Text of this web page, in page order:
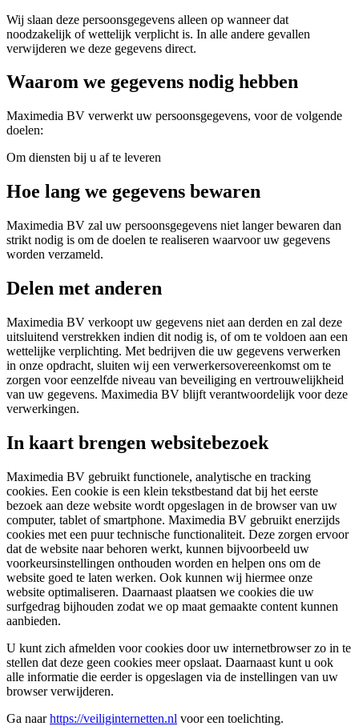
Wij slaan deze persoonsgegevens alleen op wanneer dat
noodzakelijk of wettelijk verplicht is. In alle andere gevallen
verwijderen we deze gegevens direct.
Waarom we gegevens nodig hebben
Maximedia BV verwerkt uw persoonsgegevens, voor de volgende
doelen:
Om diensten bij u af te leveren
Hoe lang we gegevens bewaren
Maximedia BV zal uw persoonsgegevens niet langer bewaren dan
strikt nodig is om de doelen te realiseren waarvoor uw gegevens
worden verzameld.
Delen met anderen
Maximedia BV verkoopt uw gegevens niet aan derden en zal deze
uitsluitend verstrekken indien dit nodig is, of om te voldoen aan een
wettelijke verplichting. Met bedrijven die uw gegevens verwerken
in onze opdracht, sluiten wij een verwerkersovereenkomst om te
zorgen voor eenzelfde niveau van beveiliging en vertrouwelijkheid
van uw gegevens. Maximedia BV blijft verantwoordelijk voor deze
verwerkingen.
In kaart brengen websitebezoek
Maximedia BV gebruikt functionele, analytische en tracking
cookies. Een cookie is een klein tekstbestand dat bij het eerste
bezoek aan deze website wordt opgeslagen in de browser van uw
computer, tablet of smartphone. Maximedia BV gebruikt enerzijds
cookies met een puur technische functionaliteit. Deze zorgen ervoor
dat de website naar behoren werkt, kunnen bijvoorbeeld uw
voorkeursinstellingen onthouden worden en helpen ons om de
website goed te laten werken. Ook kunnen wij hiermee onze
website optimaliseren. Daarnaast plaatsen we cookies die uw
surfgedrag bijhouden zodat we op maat gemaakte content kunnen
aanbieden.
U kunt zich afmelden voor cookies door uw internetbrowser zo in te
stellen dat deze geen cookies meer opslaat. Daarnaast kunt u ook
alle informatie die eerder is opgeslagen via de instellingen van uw
browser verwijderen.
Ga naarhttps://veiliginternetten.nl voor een toelichting.